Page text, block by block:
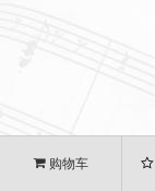
购物车